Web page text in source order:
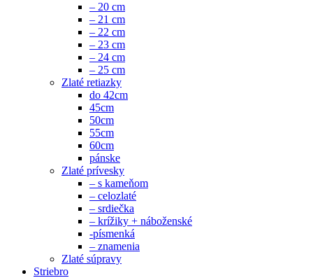
– 20 cm
– 21 cm
– 22 cm
– 23 cm
– 24 cm
– 25 cm
Zlaté retiazky
do 42cm
45cm
50cm
55cm
60cm
pánske
Zlaté prívesky
– s kameňom
– celozlaté
– srdiečka
– krížiky + náboženské
-písmenká
– znamenia
Zlaté súpravy
Striebro